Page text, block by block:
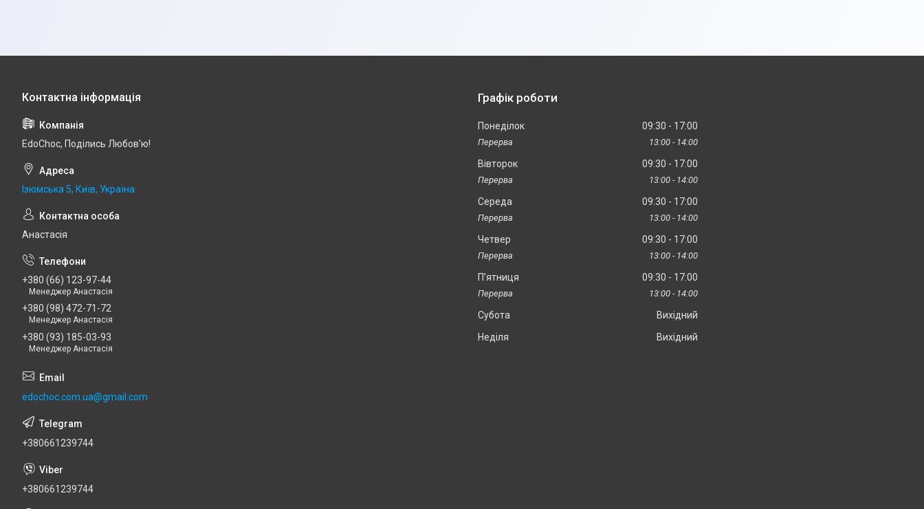
EdoСhoc, Поділись Любов'ю!
Ізюмська 5, Київ, Україна
Анастасія
+380 (66) 123-97-44
Менеджер Анастасія
+380 (98) 472-71-72
Менеджер Анастасія
+380 (93) 185-03-93
Менеджер Анастасія
edochoc.com.ua@gmail.com
+380661239744
+380661239744
Графік роботи
Понеділок 09:30 17:00
13:00 14:00
Вівторок 09:30 17:00
13:00 14:00
Середа 09:30 17:00
13:00 14:00
Четвер 09:30 17:00
13:00 14:00
Пʼятниця 09:30 17:00
13:00 14:00
Субота
Вихідний
Неділя
Вихідний